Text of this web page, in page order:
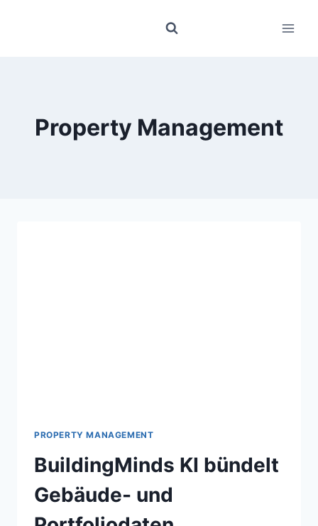
Property Management
PROPERTY MANAGEMENT
BuildingMinds KI bündelt
Gebäude- und